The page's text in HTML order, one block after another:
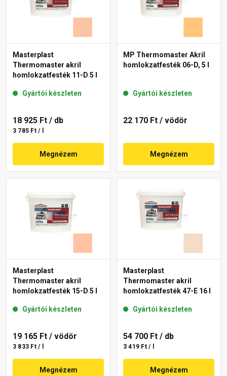
Masterplast
Thermomaster akril
homlokzatfesték 11-D 5 l
Gyártói készleten
18 925 Ft / db
3 785 Ft / l
Megnézem
MP Thermomaster Akril
homlokzatfesték 06-D, 5 l
Gyártói készleten
22 170 Ft / vödör
Megnézem
Masterplast
Thermomaster akril
homlokzatfesték 15-D 5 l
Gyártói készleten
19 165 Ft / vödör
3 833 Ft / l
Megnézem
Masterplast
Thermomaster akril
homlokzatfesték 47-E 16 l
Gyártói készleten
54 700 Ft / db
3 419 Ft / l
Megnézem